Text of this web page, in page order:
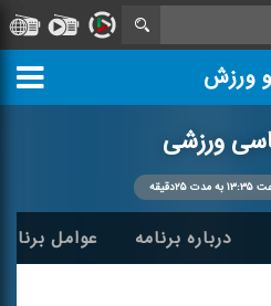
ورزش
ورزشی
درباره برنامه عوامل برنامه